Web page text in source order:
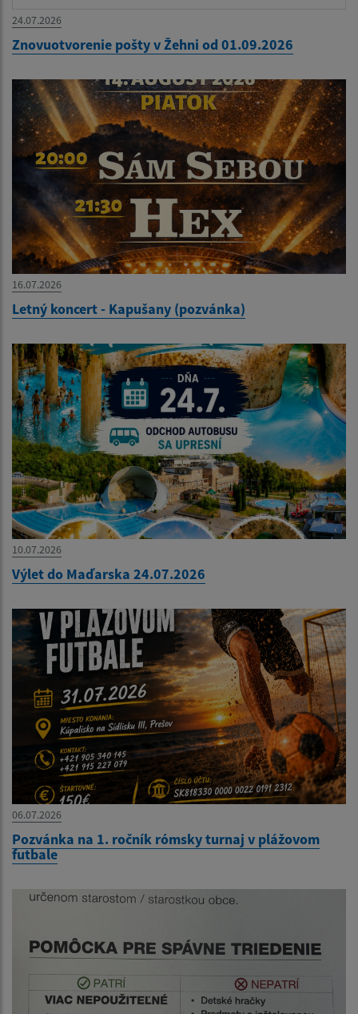
24.07.2026
Znovuotvorenie pošty v Žehni od 01.09.2026
16.07.2026
Letný koncert - Kapušany (pozvánka)
10.07.2026
Výlet do Maďarska 24.07.2026
06.07.2026
Pozvánka na 1. ročník rómsky turnaj v plážovom
futbale